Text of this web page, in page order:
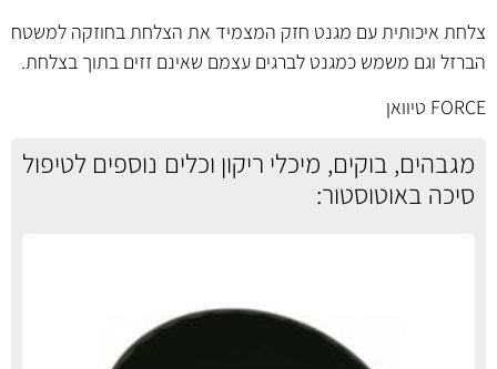
צלחת איכותית עם מגנט חזק המצמיד את הצלחת בחוזקה למשטח
הברזל וגם משמש כמגנט לברגים עצמם שאינם זזים בתוך בצלחת.
FORCE טיוואן
מגבהים, בוקים, מיכלי ריקון וכלים נוספים לטיפול
סיכה באוטוסטור: